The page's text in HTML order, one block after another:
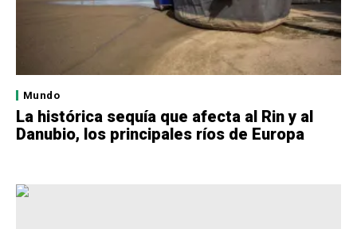
Mundo
La histórica sequía que afecta al Rin y al
Danubio, los principales ríos de Europa